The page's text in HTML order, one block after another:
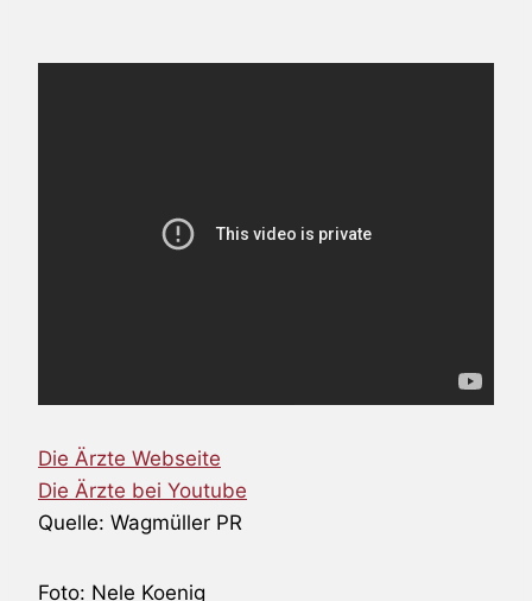
Die Ärzte Webseite
Die Ärzte bei Youtube
Quelle: Wagmüller PR
Foto: Nele Koenig